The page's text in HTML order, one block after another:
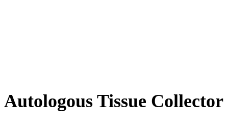
Autologous Tissue Collector